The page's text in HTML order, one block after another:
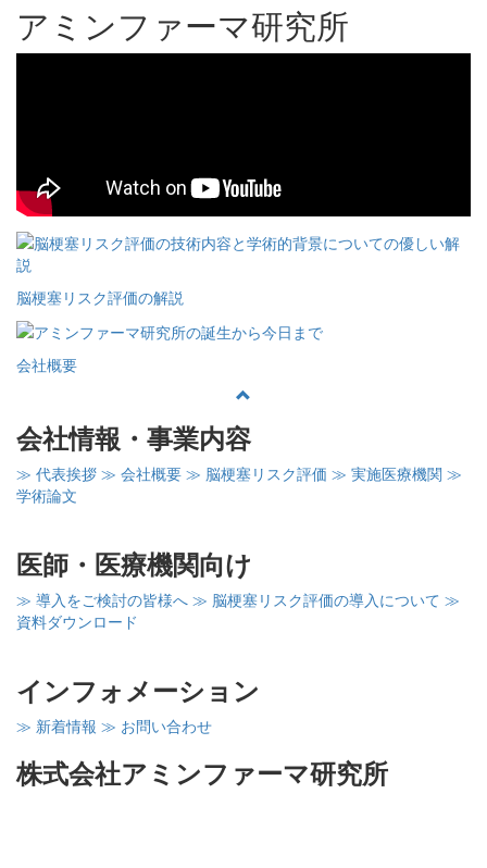
アミンファーマ研究所
脳梗塞リスク評価の解説
会社概要
会社情報・事業内容
≫ 代表挨拶 ≫ 会社概要 ≫ 脳梗塞リスク評価 ≫ 実施医療機関 ≫
学術論文
医師・医療機関向け
≫ 導入をご検討の皆様へ ≫ 脳梗塞リスク評価の導入について ≫
資料ダウンロード
インフォメーション
≫ 新着情報 ≫ お問い合わせ
株式会社アミンファーマ研究所